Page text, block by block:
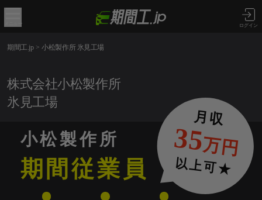
メニュー ログイン
期間工.jp > 小松製作所 氷見工場
株式会社小松製作所
氷見工場
小松製作所
期間従業員
月収
35万円
以上可★